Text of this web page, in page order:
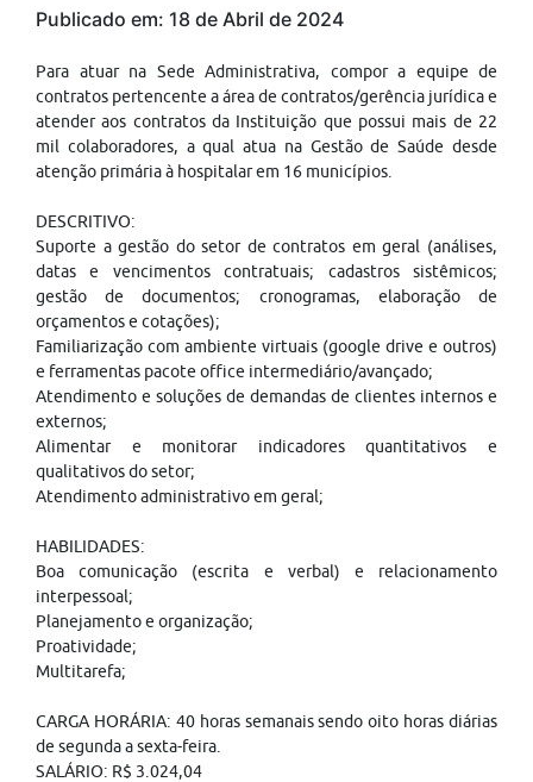
Publicado em: 18 de Abril de 2024
Para atuar na Sede Administrativa, compor a equipe de
contratos pertencente a área de contratos/gerência jurídica e
atender aos contratos da Instituição que possui mais de 22
mil colaboradores, a qual atua na Gestão de Saúde desde
atenção primária à hospitalar em 16 municípios.
DESCRITIVO:
Suporte a gestão do setor de contratos em geral (análises,
datas e vencimentos contratuais; cadastros sistêmicos;
gestão de documentos; cronogramas, elaboração de
orçamentos e cotações);
Familiarização com ambiente virtuais (google drive e outros)
e ferramentas pacote office intermediário/avançado;
Atendimento e soluções de demandas de clientes internos e
externos;
Alimentar e monitorar indicadores quantitativos e
qualitativos do setor;
Atendimento administrativo em geral;
HABILIDADES:
Boa comunicação (escrita e verbal) e relacionamento
interpessoal;
Planejamento e organização;
Proatividade;
Multitarefa;
CARGA HORÁRIA: 40 horas semanais sendo oito horas diárias
de segunda a sexta-feira.
SALÁRIO: R$ 3.024,04